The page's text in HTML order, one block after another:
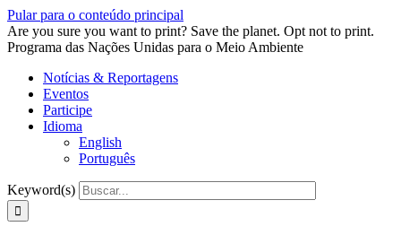
Pular para o conteúdo principal
Are you sure you want to print? Save the planet. Opt not to print.
Programa das Nações Unidas para o Meio Ambiente
Notícias & Reportagens
Eventos
Participe
Idioma
English
Português
Keyword(s)